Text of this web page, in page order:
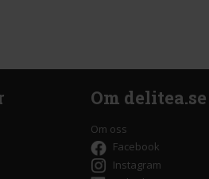
Om delitea.se
Om oss
Facebook
Instagram